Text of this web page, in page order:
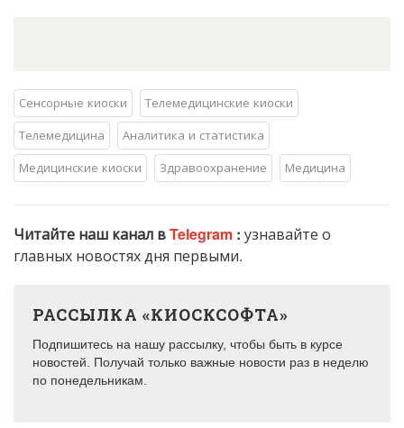
Сенсорные киоски
Телемедицинские киоски
Телемедицина
Аналитика и статистика
Медицинские киоски
Здравоохранение Медицина
Читайте наш канал вTelegram : узнавайте о
главных новостях дня первыми.
РАССЫЛКА «КИОСКСОФТА»
Подпишитесь на нашу рассылку, чтобы быть в курсе
новостей. Получай только важные новости раз в неделю
по понедельникам.